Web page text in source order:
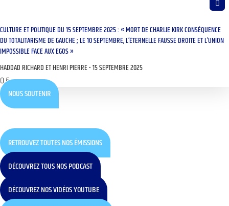
CULTURE ET POLITIQUE DU 15 SEPTEMBRE 2025 : « MORT DE CHARLIE KIRK CONSÉQUENCE
DU TOTALITARISME DE GAUCHE ; LE 10 SEPTEMBRE, L’ÉTERNELLE FAUSSE DROITE ET L’UNION
IMPOSSIBLE FACE AUX EGOS »
HADDAD RICHARD ET HENRI PIERRE 15 SEPTEMBRE 2025
NOUS SOUTENIR
RETROUVEZ TOUTES NOS ÉMISSIONS
DÉCOUVREZ TOUS NOS PODCAST
DÉCOUVREZ NOS VIDÉOS YOUTUBE